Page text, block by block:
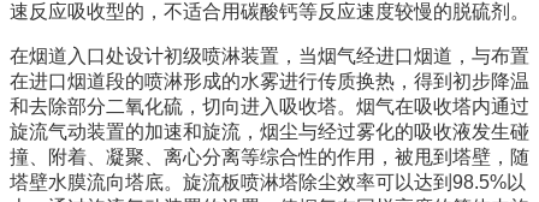
速反应吸收型的，不适合用碳酸钙等反应速度较慢的脱硫剂。
在烟道入口处设计初级喷淋装置，当烟气经进口烟道，与布置
在进口烟道段的喷淋形成的水雾进行传质换热，得到初步降温
和去除部分二氧化硫，切向进入吸收塔。烟气在吸收塔内通过
旋流气动装置的加速和旋流，烟尘与经过雾化的吸收液发生碰
撞、附着、凝聚、离心分离等综合性的作用，被甩到塔壁，随
塔壁水膜流向塔底。旋流板喷淋塔除尘效率可以达到98.5%以